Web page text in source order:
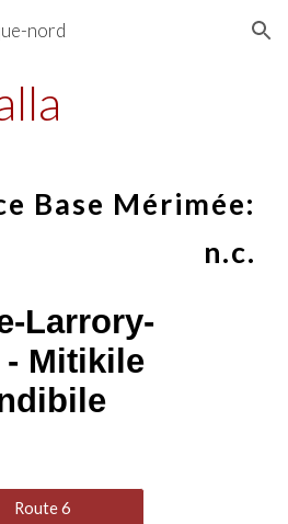
Skip to navigation
nord
Base Mérimée:
n.c.
Larrory-
- Mitikile
Route 6